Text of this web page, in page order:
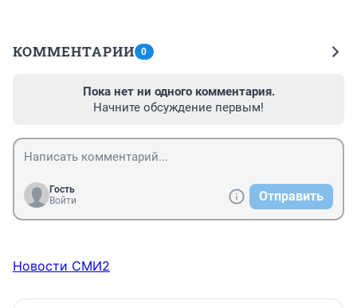
КОММЕНТАРИИ 0
Пока нет ни одного комментария.
Начните обсуждение первым!
Гость
Войти
Отправить
Новости СМИ2